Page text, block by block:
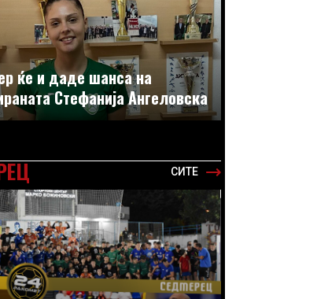
ќе и даде шанса на
Стефанија Ангеловска
СИТЕ